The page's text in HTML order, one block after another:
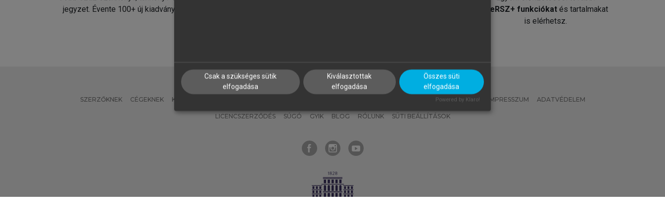
jegyzet. Évente 100+ új kiadvány.
MeRSZ+ funkciókat és tartalmakat
is elérhetsz.
SZERZŐKNEK CÉGEKNEK KÖNYVTÁROSOKNAK MI – ÁLTALÁNOS IRÁNYELVEK IMPRESSZUM ADATVÉDELEM
LICENCSZERZŐDÉS SÚGÓ GYIK BLOG RÓLUNK SÜTI BEÁLLÍTÁSOK
Csak a szükséges sütik
elfogadása
Kiválasztottak
elfogadása
Összes süti
elfogadása
Powered by Klaro!